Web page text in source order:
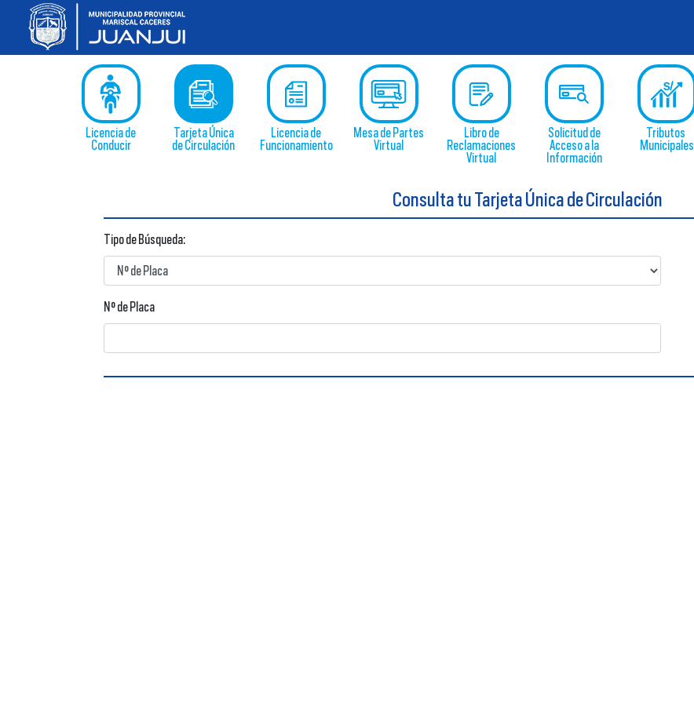
Licencia de
Conducir
Tarjeta Única
de Circulación
Licencia de
Funcionamiento
Mesa de Partes
Virtual
Libro de
Reclamaciones
Virtual
Solicitud de
Acceso a la
Información
Tributos
Municipales
Consulta tu Tarjeta Única de Circulación
Tipo de Búsqueda:
N° de Placa